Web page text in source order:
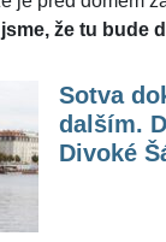
že tu bude
Sotva
dalším.
Divoké